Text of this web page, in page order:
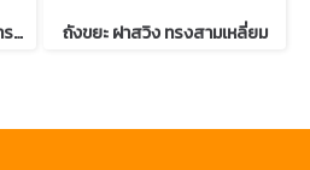
ถังขยะมีที่เขี่ยบุหรี่สแตนเลส ทรงสี่เหลี่ยม รุ่น BN-101 ถังขยะ ฝาสวิง ทรงสามเหลี่ยม